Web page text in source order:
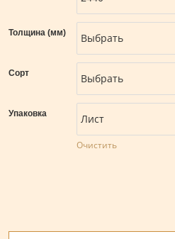
Толщина (мм)
Сорт
Упаковка
Очистить